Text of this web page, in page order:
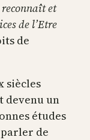
reconnaît et
de l’Etre
de
siècles
devenu un
études
de